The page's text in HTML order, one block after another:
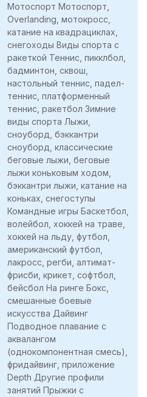
Мотоспорт Мотоспорт,
Overlanding, мотокросс,
катание на квадрациклах,
снегоходы Виды спорта с
ракеткой Теннис, пикклбол,
бадминтон, сквош,
настольный теннис, падел-
теннис, платформенный
теннис, ракетбол Зимние
виды спорта Лыжи,
сноуборд, бэккантри
сноуборд, классические
беговые лыжи, беговые
лыжи коньковым ходом,
бэккантри лыжи, катание на
коньках, снегоступы
Командные игры Баскетбол,
волейбол, хоккей на траве,
хоккей на льду, футбол,
американский футбол,
лакросс, регби, алтимат-
фрисби, крикет, софтбол,
бейсбол На ринге Бокс,
смешанные боевые
искусства Дайвинг
Подводное плавание с
аквалангом
(однокомпонентная смесь),
фридайвинг, приложение
Depth Другие профили
занятий Прыжки с